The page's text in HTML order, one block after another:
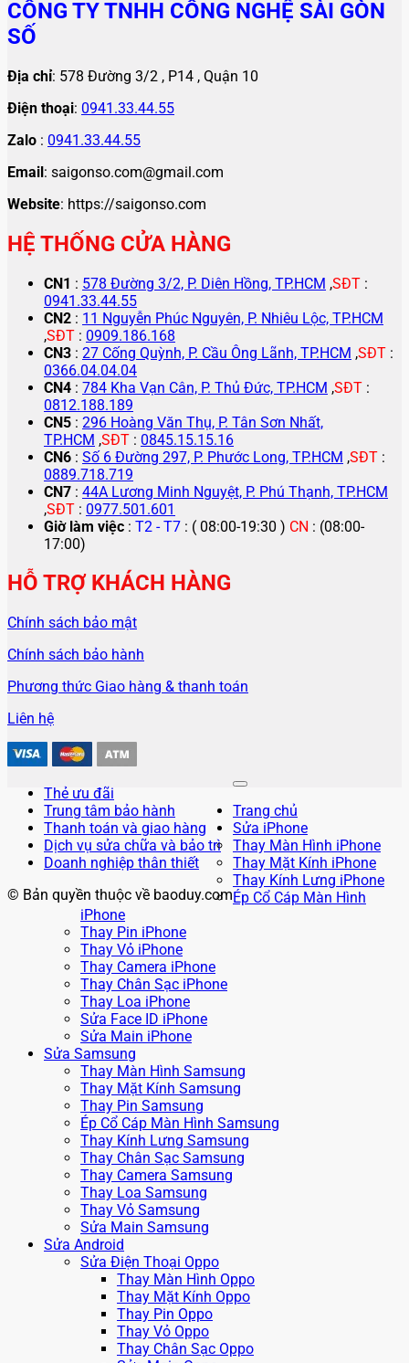
CÔNG TY TNHH CÔNG NGHỆ SÀI GÒN
SỐ
Địa chỉ: 578 Đường 3/2 , P14 , Quận 10
Điện thoại: 0941.33.44.55
Zalo : 0941.33.44.55
Email: saigonso.com@gmail.com
Website: https://saigonso.com
HỆ THỐNG CỬA HÀNG
CN1 : 578 Đường 3/2, P. Diên Hồng, TP.HCM ,SĐT :
0941.33.44.55
CN2 : 11 Nguyễn Phúc Nguyên, P. Nhiêu Lộc, TP.HCM
,SĐT : 0909.186.168
CN3 : 27 Cống Quỳnh, P. Cầu Ông Lãnh, TP.HCM ,SĐT :
0366.04.04.04
CN4 : 784 Kha Vạn Cân, P. Thủ Đức, TP.HCM ,SĐT :
0812.188.189
CN5 : 296 Hoàng Văn Thụ, P. Tân Sơn Nhất,
TP.HCM ,SĐT : 0845.15.15.16
CN6 : Số 6 Đường 297, P. Phước Long, TP.HCM ,SĐT :
0889.718.719
CN7 : 44A Lương Minh Nguyệt, P. Phú Thạnh, TP.HCM
,SĐT : 0977.501.601
Giờ làm việc : T2 - T7 : ( 08:00-19:30 ) CN : (08:00-
17:00)
HỖ TRỢ KHÁCH HÀNG
Chính sách bảo mật
Chính sách bảo hành
Phương thức Giao hàng & thanh toán
Liên hệ
Thẻ ưu đãi
Trung tâm bảo hành
Thanh toán và giao hàng
Dịch vụ sửa chữa và bảo trì
Doanh nghiệp thân thiết
© Bản quyền thuộc về baoduy.com
Trang chủ
Sửa iPhone
Thay Màn Hình iPhone
Thay Mặt Kính iPhone
Thay Kính Lưng iPhone
Ép Cổ Cáp Màn Hình
iPhone
Thay Pin iPhone
Thay Vỏ iPhone
Thay Camera iPhone
Thay Chân Sạc iPhone
Thay Loa iPhone
Sửa Face ID iPhone
Sửa Main iPhone
Sửa Samsung
Thay Màn Hình Samsung
Thay Mặt Kính Samsung
Thay Pin Samsung
Ép Cổ Cáp Màn Hình Samsung
Thay Kính Lưng Samsung
Thay Chân Sạc Samsung
Thay Camera Samsung
Thay Loa Samsung
Thay Vỏ Samsung
Sửa Main Samsung
Sửa Android
Sửa Điện Thoại Oppo
Thay Màn Hình Oppo
Thay Mặt Kính Oppo
Thay Pin Oppo
Thay Vỏ Oppo
Thay Chân Sạc Oppo